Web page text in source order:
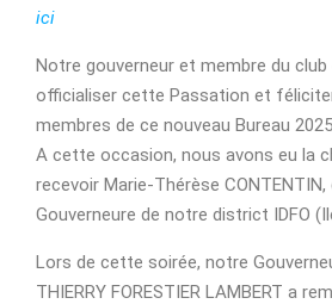
ici
Notre gouverneur et membre du
officialiser cette Passation et
membres de ce nouveau Bureau
A cette occasion, nous avons eu la
recevoir Marie-Thérèse
Gouverneure de notre district IDFO
Lors de cette soirée, notre
THIERRY FORESTIER LAMBERT a